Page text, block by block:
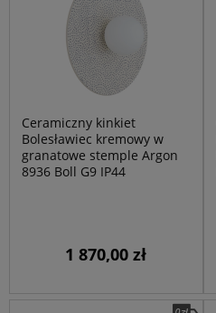
Ceramiczny kinkiet
Bolesławiec kremowy w
granatowe stemple Argon
8936 Boll G9 IP44
1 870,00 zł